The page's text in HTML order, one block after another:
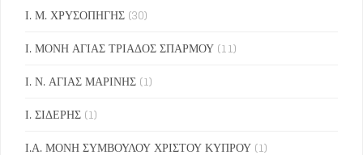
Ι. Μ. ΧΡΥΣΟΠΗΓΗΣ (30)
Ι. ΜΟΝΗ ΑΓΙΑΣ ΤΡΙΑΔΟΣ ΣΠΑΡΜΟΥ (11)
Ι. Ν. ΑΓΙΑΣ ΜΑΡΙΝΗΣ (1)
Ι. ΣΙΔΕΡΗΣ (1)
Ι.Α. ΜΟΝΗ ΣΥΜΒΟΥΛΟΥ ΧΡΙΣΤΟΥ ΚΥΠΡΟΥ (1)